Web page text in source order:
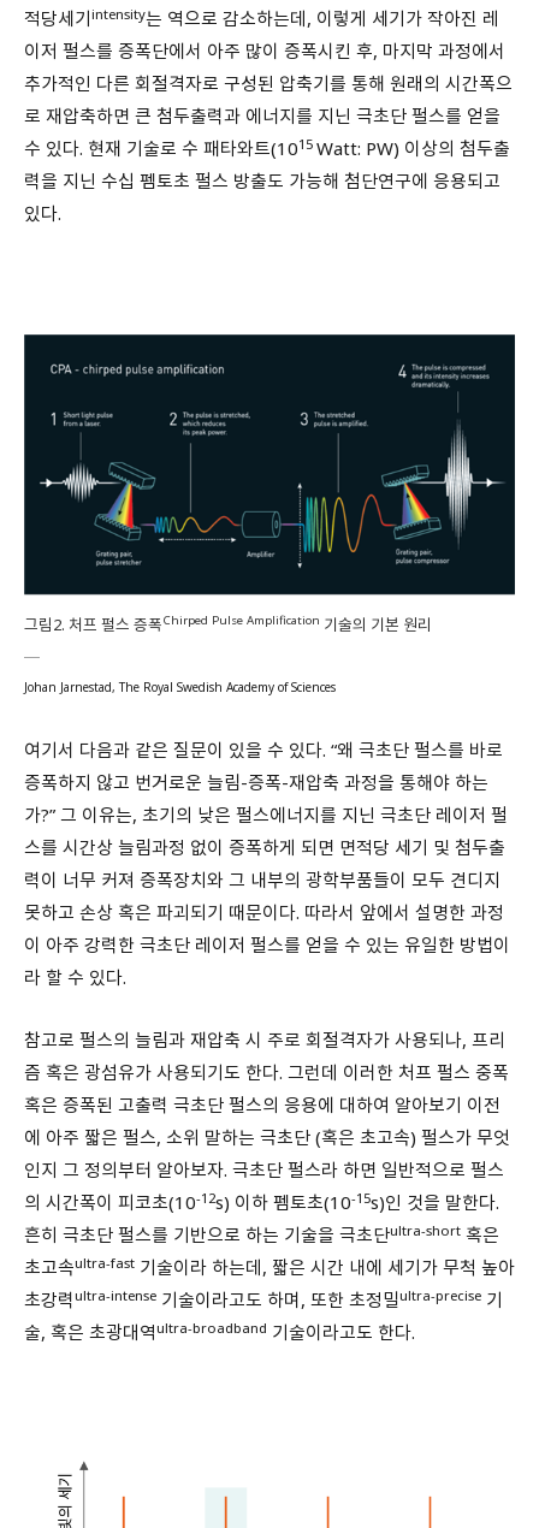
적당세기intensity는 역으로 감소하는데, 이렇게 세기가 작아진 레
이저 펄스를 증폭단에서 아주 많이 증폭시킨 후, 마지막 과정에서
추가적인 다른 회절격자로 구성된 압축기를 통해 원래의 시간폭으
로 재압축하면 큰 첨두출력과 에너지를 지닌 극초단 펄스를 얻을
수 있다. 현재 기술로 수 패타와트(1015 Watt: PW) 이상의 첨두출
력을 지닌 수십 펨토초 펄스 방출도 가능해 첨단연구에 응용되고
있다.
그림2. 처프 펄스 증폭Chirped Pulse Amplification 기술의 기본 원리
Johan Jarnestad, The Royal Swedish Academy of Sciences
여기서 다음과 같은 질문이 있을 수 있다. “왜 극초단 펄스를 바로
증폭하지 않고 번거로운 늘림-증폭-재압축 과정을 통해야 하는
가?” 그 이유는, 초기의 낮은 펄스에너지를 지닌 극초단 레이저 펄
스를 시간상 늘림과정 없이 증폭하게 되면 면적당 세기 및 첨두출
력이 너무 커져 증폭장치와 그 내부의 광학부품들이 모두 견디지
못하고 손상 혹은 파괴되기 때문이다. 따라서 앞에서 설명한 과정
이 아주 강력한 극초단 레이저 펄스를 얻을 수 있는 유일한 방법이
라 할 수 있다.
참고로 펄스의 늘림과 재압축 시 주로 회절격자가 사용되나, 프리
즘 혹은 광섬유가 사용되기도 한다. 그런데 이러한 처프 펄스 중폭
혹은 증폭된 고출력 극초단 펄스의 응용에 대하여 알아보기 이전
에 아주 짧은 펄스, 소위 말하는 극초단 (혹은 초고속) 펄스가 무엇
인지 그 정의부터 알아보자. 극초단 펄스라 하면 일반적으로 펄스
의 시간폭이 피코초(10-12s) 이하 펨토초(10-15s)인 것을 말한다.
흔히 극초단 펄스를 기반으로 하는 기술을 극초단ultra-short 혹은
초고속ultra-fast 기술이라 하는데, 짧은 시간 내에 세기가 무척 높아
초강력ultra-intense 기술이라고도 하며, 또한 초정밀ultra-precise 기
술, 혹은 초광대역ultra-broadband 기술이라고도 한다.